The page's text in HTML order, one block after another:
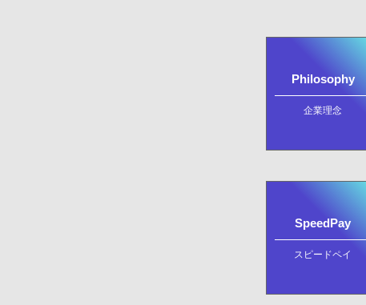
Philosophy
企業理念
SpeedPay
スピードペイ